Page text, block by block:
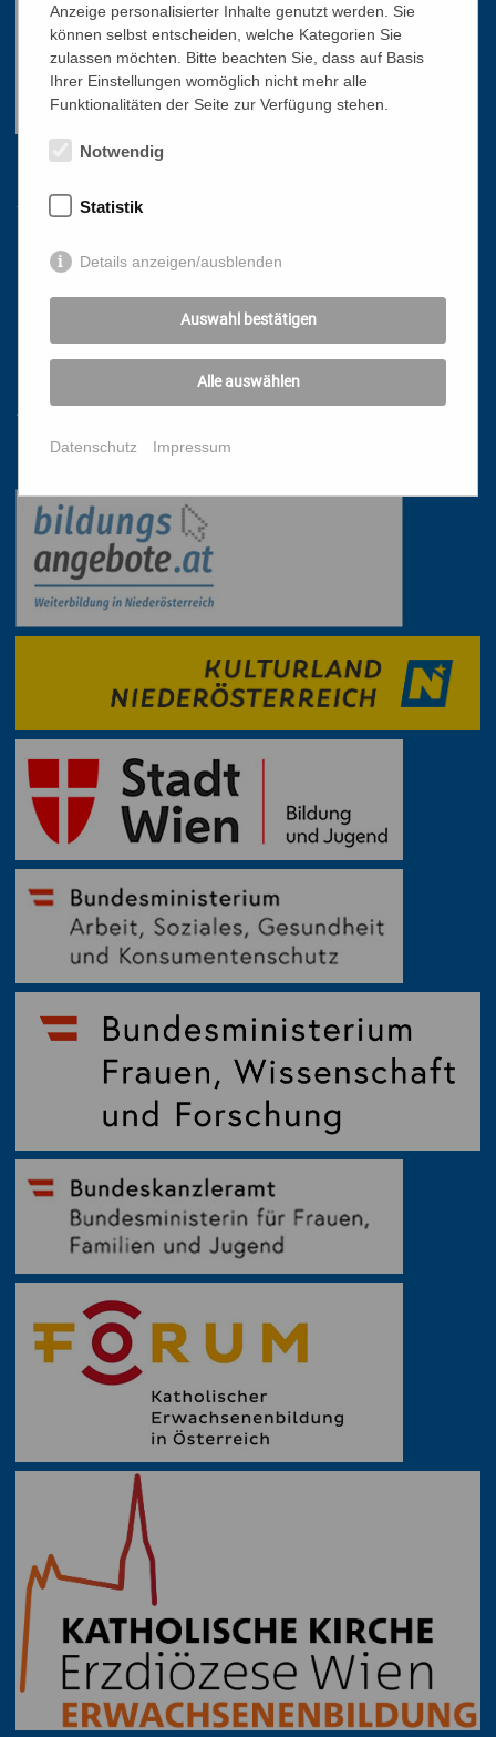
HOME
DATENSCHUTZ
AGB
Mit freundlicher Unterstützung
Anzeige personalisierter Inhalte genutzt werden. Sie
können selbst entscheiden, welche Kategorien Sie
zulassen möchten. Bitte beachten Sie, dass auf Basis
Ihrer Einstellungen womöglich nicht mehr alle
Funktionalitäten der Seite zur Verfügung stehen.
Notwendig
Statistik
Details anzeigen/ausblenden
Auswahl bestätigen
Alle auswählen
Datenschutz Impressum